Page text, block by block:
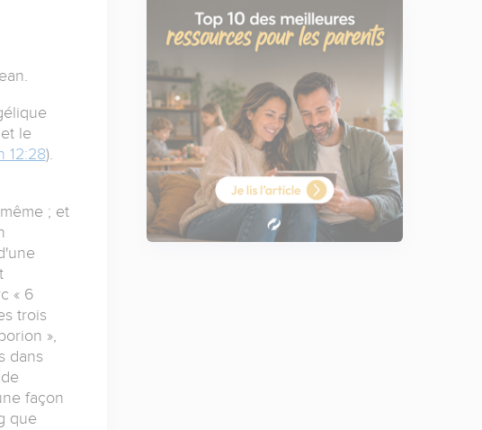
le
12:28).
; et
« 6
trois
»,
dans
façon
que